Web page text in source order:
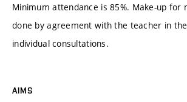
Minimum attendance is 85%. Make-up for
done by agreement with the teacher in
individual consultations.
AIMS